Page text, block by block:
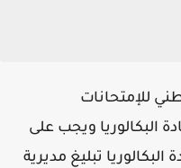
للإمتحانات
ويجب على
تبليغ مديرية